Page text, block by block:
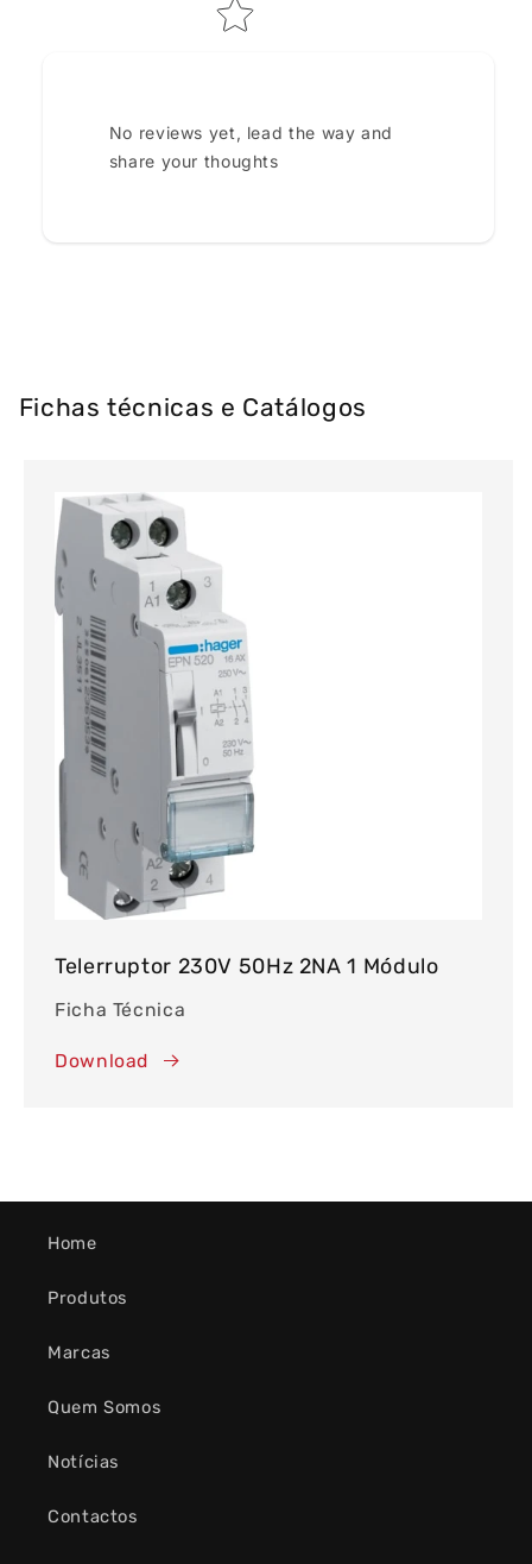
No reviews yet, lead the way and
share your thoughts
Fichas técnicas e Catálogos
Telerruptor 230V 50Hz 2NA 1 Módulo
Ficha Técnica
Download
Home
Produtos
Marcas
Quem Somos
Notícias
Contactos